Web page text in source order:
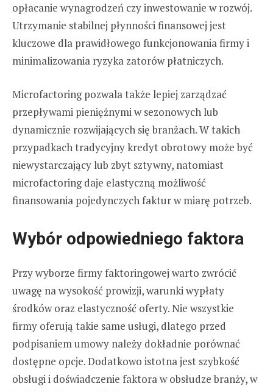
opłacanie wynagrodzeń czy inwestowanie w rozwój.
Utrzymanie stabilnej płynności finansowej jest
kluczowe dla prawidłowego funkcjonowania firmy i
minimalizowania ryzyka zatorów płatniczych.
Microfactoring pozwala także lepiej zarządzać
przepływami pieniężnymi w sezonowych lub
dynamicznie rozwijających się branżach. W takich
przypadkach tradycyjny kredyt obrotowy może być
niewystarczający lub zbyt sztywny, natomiast
microfactoring daje elastyczną możliwość
finansowania pojedynczych faktur w miarę potrzeb.
Wybór odpowiedniego faktora
Przy wyborze firmy faktoringowej warto zwrócić
uwagę na wysokość prowizji, warunki wypłaty
środków oraz elastyczność oferty. Nie wszystkie
firmy oferują takie same usługi, dlatego przed
podpisaniem umowy należy dokładnie porównać
dostępne opcje. Dodatkowo istotna jest szybkość
obsługi i doświadczenie faktora w obsłudze branży, w